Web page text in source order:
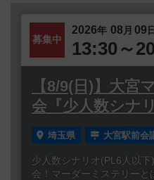
募集中
2026年 08 月 09
13:30～
【8/9(日)】大宮
会『少人数シナ
埼玉県 大宮駅前会
少人数シナリオ(PL6人以
会！マーダーミステリーと